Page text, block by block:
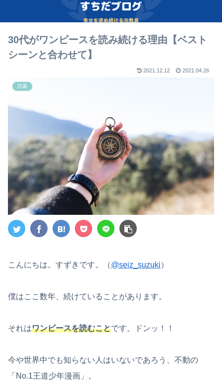
30代がワンピースを読み続ける理由【ベスト
シーンと合わせて】
2021.12.12 2021.04.26
読書
こんにちは。すずきです。（@seiz_suzuki）
僕はここ数年、続けていることがあります。
それはワンピースを読むことです。ドンッ！！
今や世界中でも知らない人はいないであろう、不動の
「No.1王道少年漫画」。